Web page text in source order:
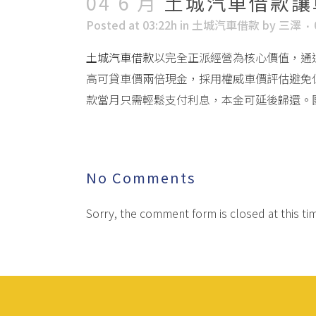
Posted at 03:22h in 土城汽車借款 by 三澤
土城汽車借款以完全正派經營為核心價值，
高可貸車價兩倍現金，採用權威車價評估避
款當月只需輕鬆支付利息，本金可延後歸還
No Comments
Sorry, the comment form is closed at this